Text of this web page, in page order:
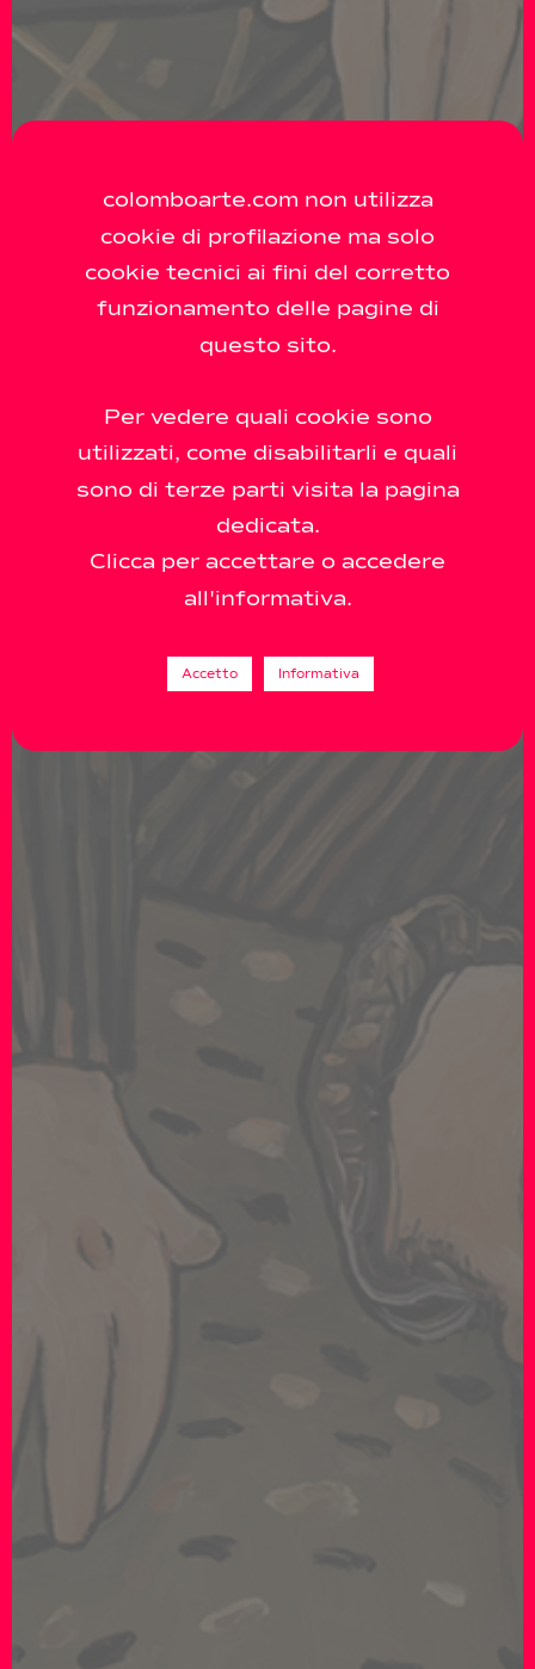
colomboarte.com non utilizza
cookie di profilazione ma solo
cookie tecnici ai fini del corretto
funzionamento delle pagine di
questo sito.
Per vedere quali cookie sono
utilizzati, come disabilitarli e quali
sono di terze parti visita la pagina
dedicata.
Clicca per accettare o accedere
all'informativa.
Accetto Informativa
Max Rohr –
Somewhere/Sometim
14 may 2026 - 10 september 2026